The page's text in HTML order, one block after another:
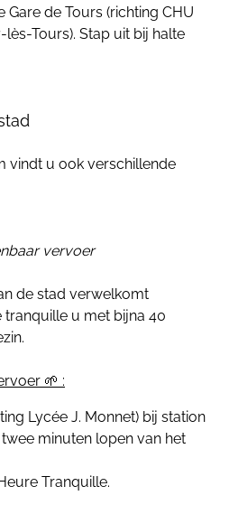
Gare de Tours (richting CHU
Tours). Stap uit bij halte
vindt u ook verschillende
vervoer
de stad verwelkomt
tranquille u met bijna 40
🌱 :
Lycée J. Monnet) bij station
minuten lopen van het
Tranquille.